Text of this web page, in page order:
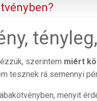
szerintem miért
tesznek rá semennyi
menyit